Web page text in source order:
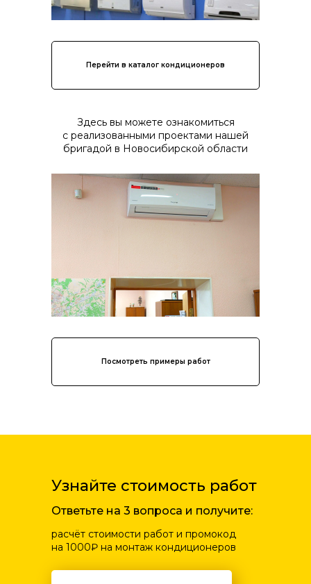
Здесь вы можете ознакомиться
с реализованными проектами нашей
бригадой в Новосибирской области
Перейти в каталог кондиционеров
Посмотреть примеры работ
Ответьте на 3 вопроса и получите:
Узнайте стоимость работ
расчёт стоимости работ и промокод
на 1000₽ на монтаж кондиционеров